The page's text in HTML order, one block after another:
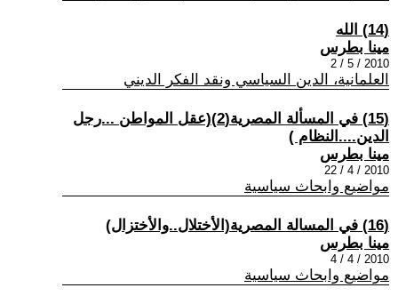
(14) الله
مينا بطرس
2010 / 5 / 2
العلمانية، الدين السياسي ونقد الفكر الديني
(15) في المسألة المصرية(2)(عقل المواطن ...رجل
الدين....النظام )
مينا بطرس
2010 / 4 / 22
مواضيع وابحاث سياسية
(16) في المسالة المصرية(الأختلال..والأختزال)
مينا بطرس
2010 / 4 / 4
مواضيع وابحاث سياسية